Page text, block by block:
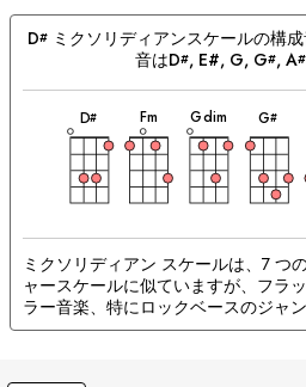
D# ミクソリディアンスケールの構
音はD#, E#, G, G#, A#
D#
和
Fm
和
Gdim
和
G#
和
ミクソリディアン スケールは、7 つ
ャースケールに似ていますが、フラ
ラー音楽、特にロックベースのジャ